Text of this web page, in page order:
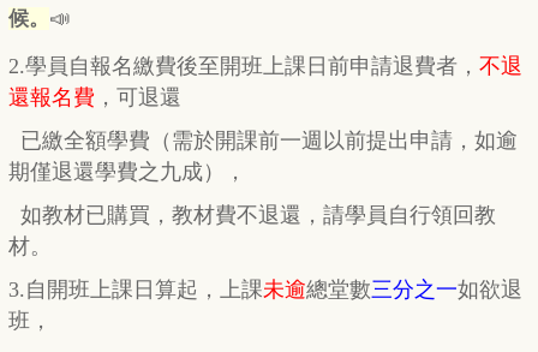
候。 📣
2.學員自報名繳費後至開班上課日前申請退費者， 不退
還報名費 ， 可退還
已繳全額學費 （需於開課前一週以前提出申請，如逾
期僅退還學費之九成），
如教材已購買，教材費不退還， 請學員自行領回教
材。
3.自開班上課日算起，上課未逾總堂數三分之一如欲退
班，